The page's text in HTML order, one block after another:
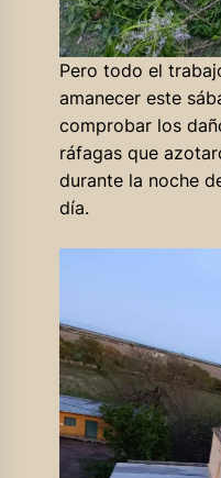
Pero todo el
amanecer este
comprobar los
ráfagas que
durante la noche
día.